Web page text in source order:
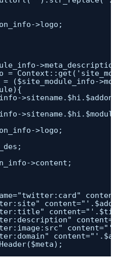
>logo;
=
= ($site_module_info-
>logo;
>content;